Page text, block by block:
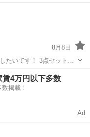
8月8日
賃4万円以下多数
掲載！
Ad